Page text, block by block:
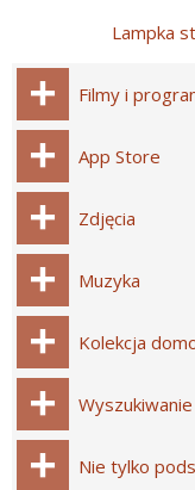
Lampka
Filmy i
App Store
Zdjęcia
Muzyka
Kolekcja
Wyszukiwanie
Nie tylko